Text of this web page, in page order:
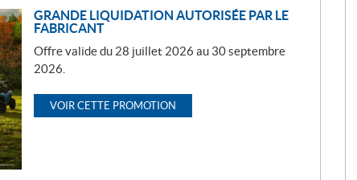
GRANDE LIQUIDATION AUTORISÉE PAR LE
FABRICANT
Offre valide du 28 juillet 2026 au 30 septembre
2026.
VOIR CETTE PROMOTION